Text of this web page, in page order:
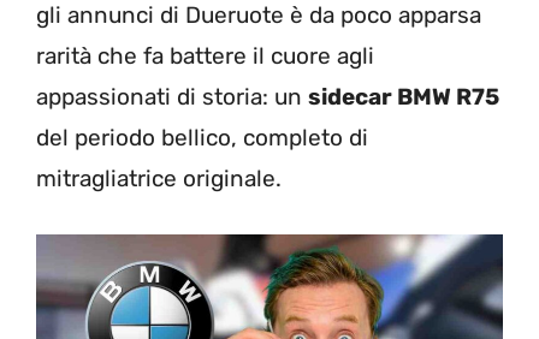
gli annunci di Dueruote è da poco apparsa
rarità che fa battere il cuore agli
appassionati di storia: un sidecar BMW R75
del periodo bellico, completo di
mitragliatrice originale.